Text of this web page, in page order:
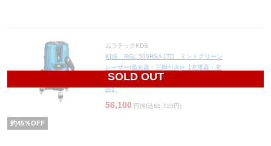
SOLD OUT
ムラテックKDS
KDS RGL-500RSA LTD ミントグリーン
レーザー(受光器・三脚付き)+【充電器・充
電池4本・水平アジャスター付き】【限定
品】
56,100 円(税込61,710円)
約45％OFF